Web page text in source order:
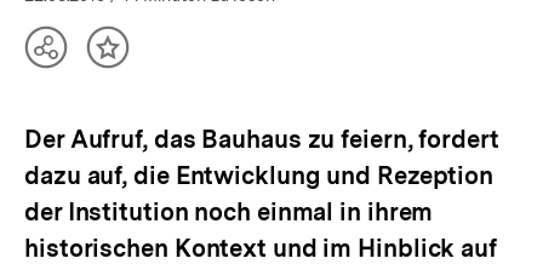
TeilenInhalt
Der Aufruf, das Bauhaus zu feiern, fordert
dazu auf, die Entwicklung und Rezeption
der Institution noch einmal in ihrem
historischen Kontext und im Hinblick auf